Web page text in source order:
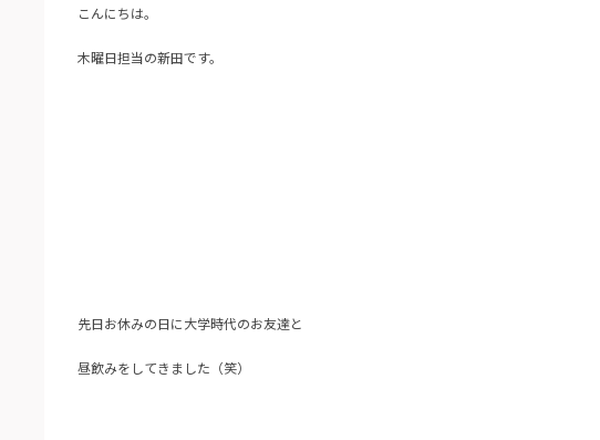
こんにちは。
木曜日担当の新田です。
先日お休みの日に大学時代のお友達と
昼飲みをしてきました（笑）